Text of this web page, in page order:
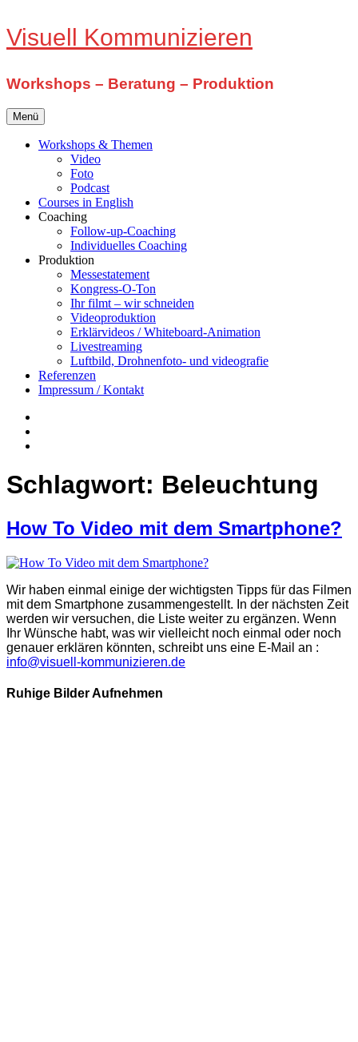
Zum
Inhalt
Visuell Kommunizieren
Workshops – Beratung – Produktion
Menü
Workshops & Themen
Video
Foto
Podcast
Courses in English
Coaching
Follow-up-Coaching
Individuelles Coaching
Produktion
Messestatement
Kongress-O-Ton
Ihr filmt – wir schneiden
Videoproduktion
Erklärvideos / Whiteboard-Animation
Livestreaming
Luftbild, Drohnenfoto- und videografie
Referenzen
Impressum / Kontakt
Schlagwort: Beleuchtung
How To Video mit dem Smartphone?
Wir haben einmal einige der wichtigsten Tipps für das Filmen
mit dem Smartphone zusammengestellt. In der nächsten Zeit
werden wir versuchen, die Liste weiter zu ergänzen. Wenn
Ihr Wünsche habt, was wir vielleicht noch einmal oder noch
genauer erklären könnten, schreibt uns eine E-Mail an :
info@visuell-kommunizieren.de
Ruhige Bilder Aufnehmen